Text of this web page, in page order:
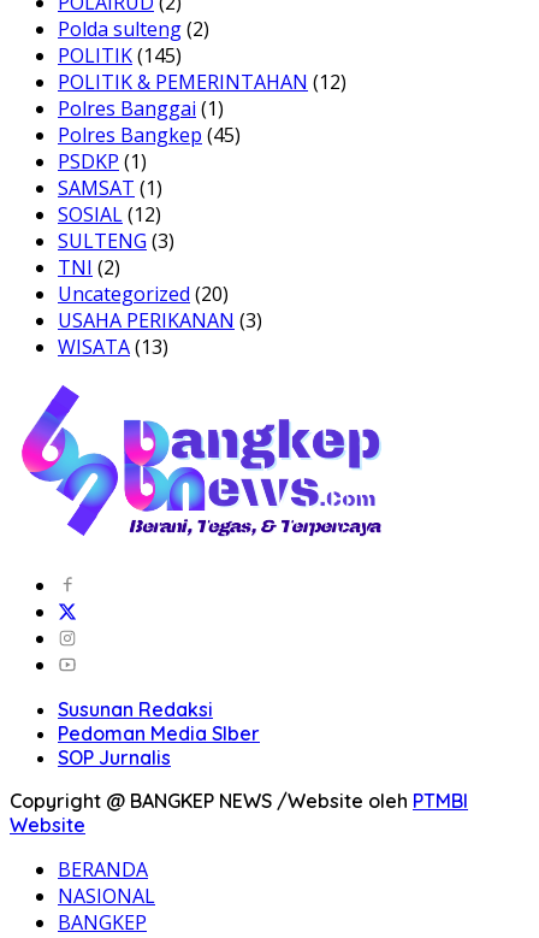
Polda sulteng(2)
POLITIK(145)
POLITIK & PEMERINTAHAN (12)
Polres Banggai (1)
Polres Bangkep (45)
PSDKP (1)
SAMSAT (1)
SOSIAL(12)
SULTENG (3)
TNI (2)
Uncategorized (20)
USAHA PERIKANAN (3)
WISATA(13)
Susunan Redaksi
Pedoman Media SIber
SOP Jurnalis
Copyright @ BANGKEP NEWS /Website oleh PTMBI
Website
BERANDA
NASIONAL
BANGKEP